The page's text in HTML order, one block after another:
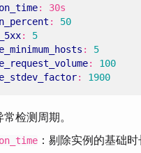
:
30s
:
50
:
5
:
5
:
100
: 1900
常检测周期。
：剔除实例的基础时